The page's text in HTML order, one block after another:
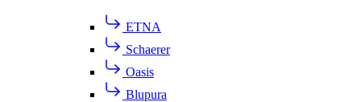
ETNA
Schaerer
Oasis
Blupura